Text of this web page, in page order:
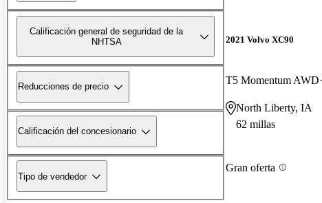
Calificación general de seguridad de la
NHTSA
Reducciones de precio
Calificación del concesionario
Tipo de vendedor
2021 Volvo XC90
T5 Momentum AWD
North Liberty, IA
62 millas
Gran oferta